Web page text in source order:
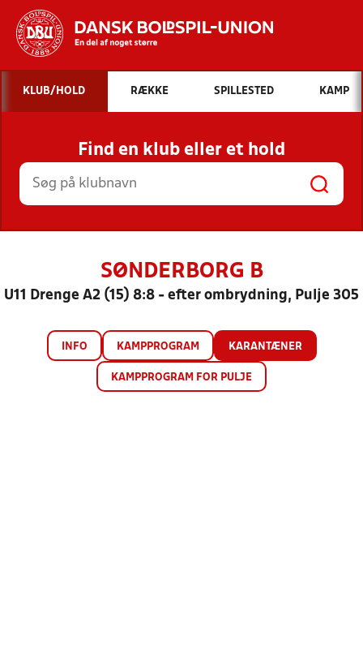
Hvad vil du søge efter?
INDHOLD OG NYHEDER
STILLINGER, RESULTATER, KLUBBER OG
HOLD
KLUB/HOLD RÆKKE SPILLESTED KAMP
Find en klub eller et hold
SØNDERBORG B
U11 Drenge A2 (15) 8:8 - efter ombrydning, Pulje 305
INFO KAMPPROGRAM KARANTÆNER
KAMPPROGRAM FOR PULJE